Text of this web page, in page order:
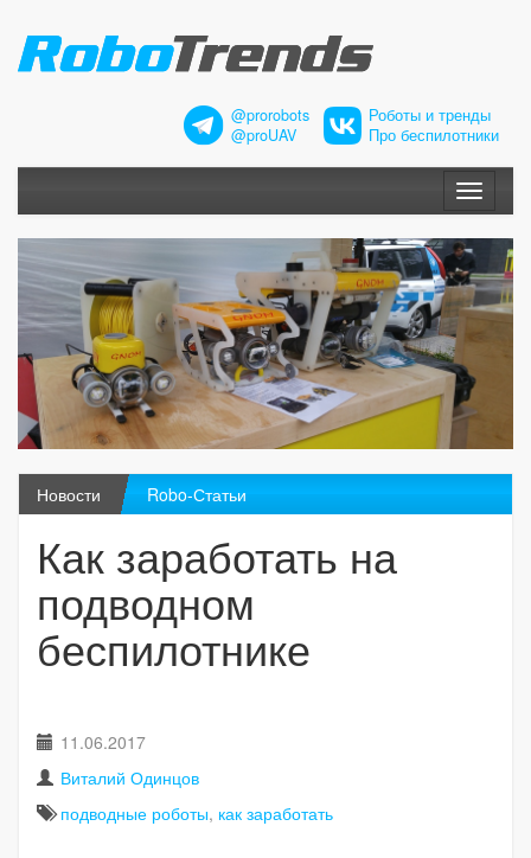
@prorobots
@proUAV
Роботы и тренды
Про беспилотники
Меню
Новости Robo-Статьи
Как заработать на
подводном
беспилотнике
11.06.2017
Виталий Одинцов
подводные роботы, как заработать